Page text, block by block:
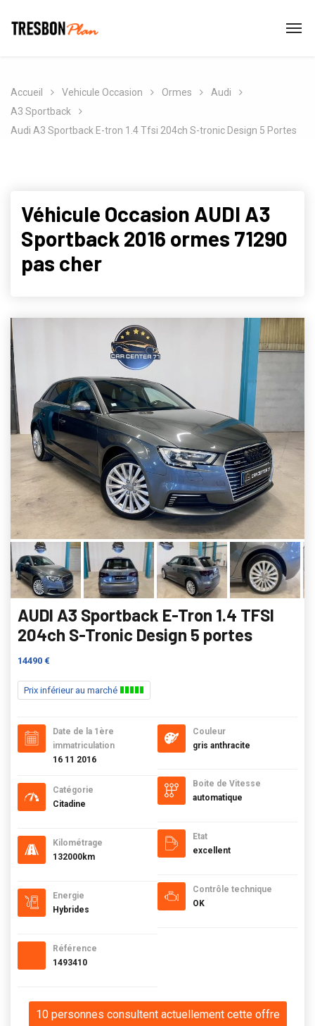
Accueil Vehicule Occasion Ormes
Audi
A3 Sportback
Audi A3 Sportback E-tron 1.4 Tfsi 204ch S-tronic Design 5 Portes
Véhicule Occasion AUDI A3
Sportback 2016 ormes 71290
pas cher
AUDI A3 Sportback E-Tron 1.4 TFSI
204ch S-Tronic Design 5 portes
14490 €
Prix inférieur au marché
Date de la 1ère
immatriculation
16 11 2016
Catégorie
Citadine
Kilométrage
132000km
Energie
Hybrides
Référence
1493410
Couleur
gris anthracite
Boite de Vitesse
automatique
Etat
excellent
Contrôle technique
OK
10 personnes consultent actuellement cette offre